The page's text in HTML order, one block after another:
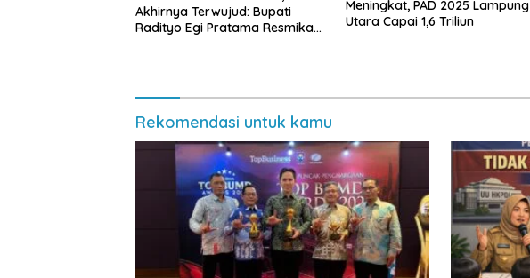
Akhirnya Terwujud: Bupati
Radityo Egi Pratama Resmikan
Meningkat, PAD 2025 Lampung
Utara Capai 1,6 Triliun
Rekomendasi untuk kamu